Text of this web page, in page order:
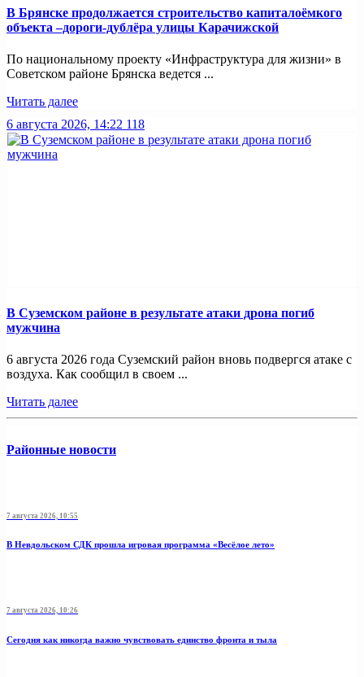
В Брянске продолжается строительство капиталоёмкого
объекта –дороги-дублёра улицы Карачижской
По национальному проекту «Инфраструктура для жизни» в
Советском районе Брянска ведется ...
Читать далее
6 августа 2026, 14:22 118
В Суземском районе в результате атаки дрона погиб
мужчина
6 августа 2026 года Суземский район вновь подвергся атаке с
воздуха. Как сообщил в своем ...
Читать далее
Районные новости
7 августа 2026, 10:55
В Невдольском СДК прошла игровая программа «Весёлое лето»
7 августа 2026, 10:26
Сегодня как никогда важно чувствовать единство фронта и тыла